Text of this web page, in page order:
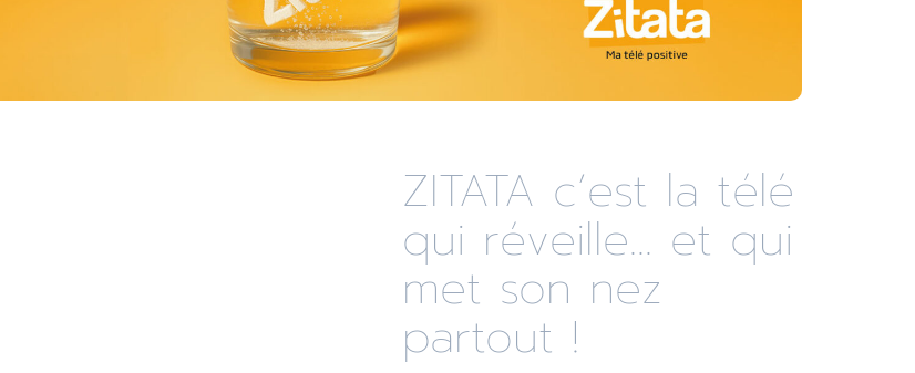
ZITATA c’est la télé
qui réveille... et qui
met son nez
partout !